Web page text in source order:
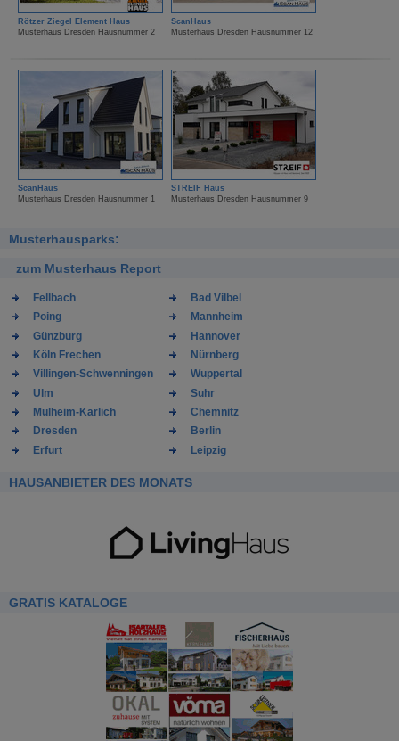
Rötzer Ziegel Element Haus
Musterhaus Dresden Hausnummer 2
ScanHaus
Musterhaus Dresden Hausnummer 12
ScanHaus
Musterhaus Dresden Hausnummer 1
STREIF Haus
Musterhaus Dresden Hausnummer 9
Musterhausparks:
zum Musterhaus Report
Fellbach
Bad Vilbel
Poing
Mannheim
Günzburg
Hannover
Köln Frechen
Nürnberg
Villingen-Schwenningen
Wuppertal
Ulm
Suhr
Mülheim-Kärlich
Chemnitz
Dresden
Berlin
Erfurt
Leipzig
HAUSANBIETER DES MONATS
GRATIS KATALOGE